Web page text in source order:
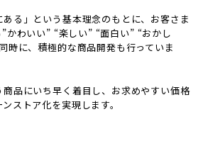
ある」という基本理念のもとに、お客さま
かわいい” “楽しい” “面白い” “おかし
時に、積極的な商品開発も行っていま
品にいち早く着目し、お求めやすい価格
ストア化を実現します。